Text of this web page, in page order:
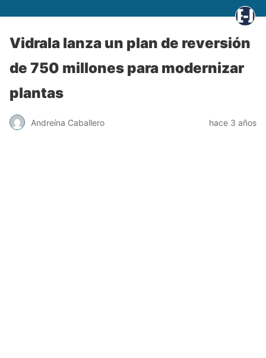
Vidrala lanza un plan de reversión
de 750 millones para modernizar
plantas
Andreína Caballero hace 3 años